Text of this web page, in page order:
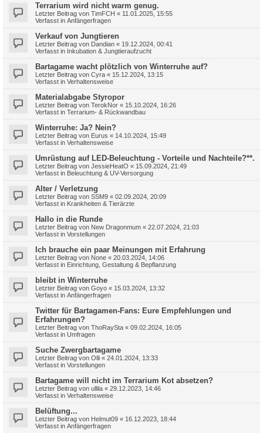
Terrarium wird nicht warm genug.
Letzter Beitrag von TimFCH « 11.01.2025, 15:55
Verfasst in Anfängerfragen
Verkauf von Jungtieren
Letzter Beitrag von Dandian « 19.12.2024, 00:41
Verfasst in Inkubation & Jungtieraufzucht
Bartagame wacht plötzlich von Winterruhe auf?
Letzter Beitrag von Cyra « 15.12.2024, 13:15
Verfasst in Verhaltensweise
Materialabgabe Styropor
Letzter Beitrag von TerokNor « 15.10.2024, 16:26
Verfasst in Terrarium- & Rückwandbau
Winterruhe: Ja? Nein?
Letzter Beitrag von Eurus « 14.10.2024, 15:49
Verfasst in Verhaltensweise
Umrüstung auf LED-Beleuchtung - Vorteile und Nachteile?**.
Letzter Beitrag von JessieHeatO « 15.09.2024, 21:49
Verfasst in Beleuchtung & UV-Versorgung
Alter / Verletzung
Letzter Beitrag von SSM9 « 02.09.2024, 20:09
Verfasst in Krankheiten & Tierärzte
Hallo in die Runde
Letzter Beitrag von New Dragonmum « 22.07.2024, 21:03
Verfasst in Vorstellungen
Ich brauche ein paar Meinungen mit Erfahrung
Letzter Beitrag von None « 20.03.2024, 14:06
Verfasst in Einrichtung, Gestaltung & Bepflanzung
bleibt in Winterruhe
Letzter Beitrag von Goyo « 15.03.2024, 13:32
Verfasst in Anfängerfragen
Twitter für Bartagamen-Fans: Eure Empfehlungen und
Erfahrungen?
Letzter Beitrag von ThoRaySta « 09.02.2024, 16:05
Verfasst in Umfragen
Suche Zwergbartagame
Letzter Beitrag von Olli « 24.01.2024, 13:33
Verfasst in Vorstellungen
Bartagame will nicht im Terrarium Kot absetzen?
Letzter Beitrag von ullila « 29.12.2023, 14:46
Verfasst in Verhaltensweise
Belüftung...
Letzter Beitrag von Helmut09 « 16.12.2023, 18:44
Verfasst in Anfängerfragen